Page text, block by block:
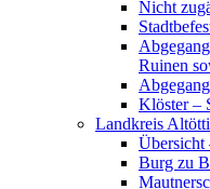
Nicht
Ruinen
Klöster –
Landkreis
Übersicht
Burg zu